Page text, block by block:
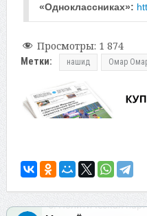
«Одноклассниках»:
Просмотры: 1 874
Метки: нашид Омар